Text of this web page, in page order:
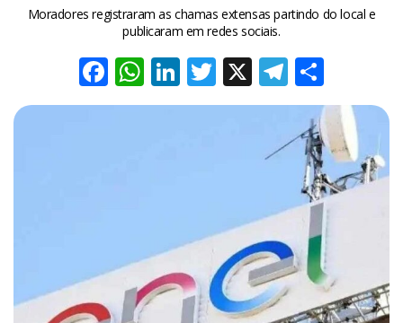
Moradores registraram as chamas extensas partindo do local e
publicaram em redes sociais.
Facebook
WhatsApp
LinkedIn
Twitter
X